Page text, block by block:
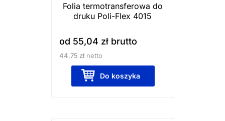
Folia termotransferowa do
druku Poli-Flex 4015
od 55,04 złbrutto
44,75 złnetto
Do koszyka
na
stronie